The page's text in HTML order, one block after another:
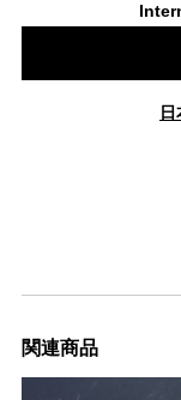
関連商品